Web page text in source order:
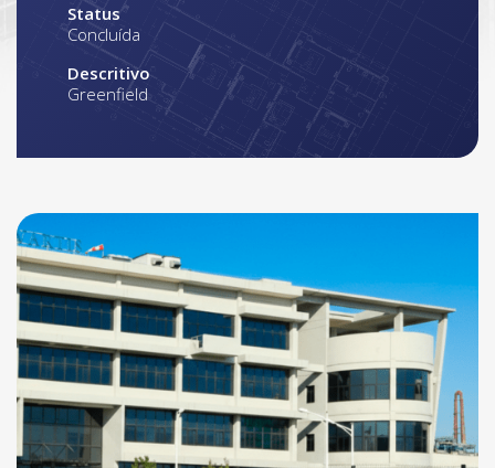
Status
Concluída
Descritivo
Greenfield